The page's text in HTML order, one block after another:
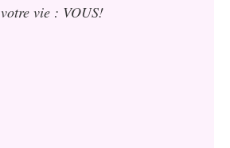
votre vie : VOUS!